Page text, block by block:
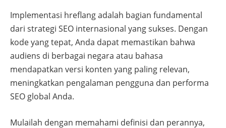
Implementasi hreflang adalah bagian fundamental
dari strategi SEO internasional yang sukses. Dengan
kode yang tepat, Anda dapat memastikan bahwa
audiens di berbagai negara atau bahasa
mendapatkan versi konten yang paling relevan,
meningkatkan pengalaman pengguna dan performa
SEO global Anda.
Mulailah dengan memahami definisi dan perannya,